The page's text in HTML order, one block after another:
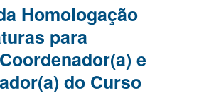
Homologação
para
e
do Curso